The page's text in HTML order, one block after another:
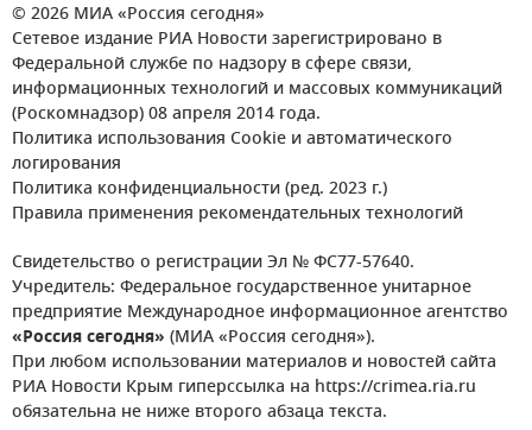
© 2026 МИА «Россия сегодня»
Сетевое издание РИА Новости зарегистрировано в
Федеральной службе по надзору в сфере связи,
информационных технологий и массовых коммуникаций
(Роскомнадзор) 08 апреля 2014 года.
Политика использования Cookie и автоматического
логирования
Политика конфиденциальности (ред. 2023 г.)
Правила применения рекомендательных технологий
Свидетельство о регистрации Эл № ФС77-57640.
Учредитель: Федеральное государственное унитарное
предприятие Международное информационное агентство
«Россия сегодня» (МИА «Россия сегодня»).
При любом использовании материалов и новостей сайта
РИА Новости Крым гиперссылка на https://crimea.ria.ru
обязательна не ниже второго абзаца текста.